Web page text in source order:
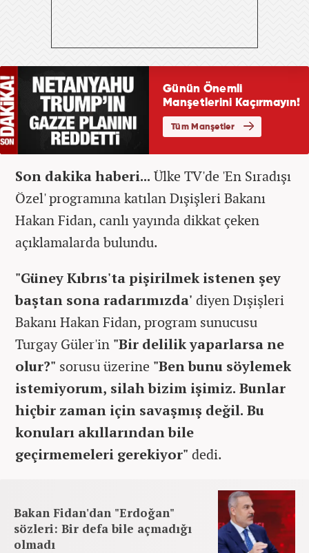
Son dakika haberi... Ülke TV'de 'En Sıradışı
Özel' programına katılan Dışişleri Bakanı
Hakan Fidan, canlı yayında dikkat çeken
açıklamalarda bulundu.
"Güney Kıbrıs'ta pişirilmek istenen şey
baştan sona radarımızda' diyen Dışişleri
Bakanı Hakan Fidan, program sunucusu
Turgay Güler'in "Bir delilik yaparlarsa ne
olur?" sorusu üzerine "Ben bunu söylemek
istemiyorum, silah bizim işimiz. Bunlar
hiçbir zaman için savaşmış değil. Bu
konuları akıllarından bile
geçirmemeleri gerekiyor" dedi.
Bakan Fidan'dan "Erdoğan"
sözleri: Bir defa bile açmadığı
olmadı